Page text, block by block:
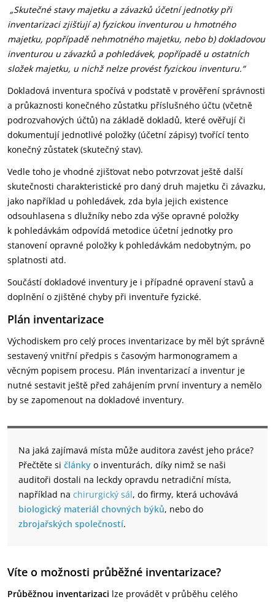
„Skutečné stavy majetku a závazků účetní jednotky při
inventarizaci zjišťují a) fyzickou inventurou u hmotného
majetku, popřípadě nehmotného majetku, nebo b) dokladovou
inventurou u závazků a pohledávek, popřípadě u ostatních
složek majetku, u nichž nelze provést fyzickou inventuru.“
Dokladová inventura spočívá v podstatě v prověření správnosti
a průkaznosti konečného zůstatku příslušného účtu (včetně
podrozvahových účtů) na základě dokladů, které ověřují či
dokumentují jednotlivé položky (účetní zápisy) tvořící tento
konečný zůstatek (skutečný stav).
Vedle toho je vhodné zjišťovat nebo potvrzovat ještě další
skutečnosti charakteristické pro daný druh majetku či závazku,
jako například u pohledávek, zda byla jejich existence
odsouhlasena s dlužníky nebo zda výše opravné položky
k pohledávkám odpovídá metodice účetní jednotky pro
stanovení opravné položky k pohledávkám nedobytným, po
splatnosti atd.
Součástí dokladové inventury je i případné opravení stavů a
doplnění o zjištěné chyby při inventuře fyzické.
Plán inventarizace
Východiskem pro celý proces inventarizace by měl být správně
sestavený vnitřní předpis s časovým harmonogramem a
věcným popisem procesu. Plán inventarizací a inventur je
nutné sestavit ještě před zahájením první inventury a nemělo
by se zapomenout na dokladové inventury.
Na jaká zajímavá místa může auditora zavést jeho práce?
Přečtěte si články o inventurách, díky nimž se naši
auditoři dostali na leckdy opravdu netradiční místa,
například na chirurgický sál, do firmy, která uchovává
biologický materiál chovných býků, nebo do
zbrojařských společností.
Víte o možnosti průběžné inventarizace?
Průběžnou inventarizaci lze provádět v průběhu celého